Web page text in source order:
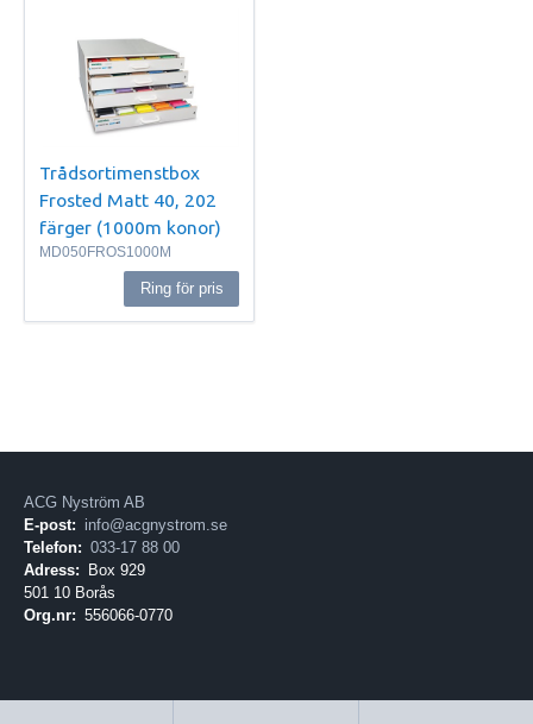
Trådsortimenstbox
Frosted Matt 40, 202
färger (1000m konor)
MD050FROS1000M
Ring för pris
ACG Nyström AB
E-post: info@acgnystrom.se
Telefon: 033-17 88 00
Adress: Box 929
501 10 Borås
Org.nr: 556066-0770